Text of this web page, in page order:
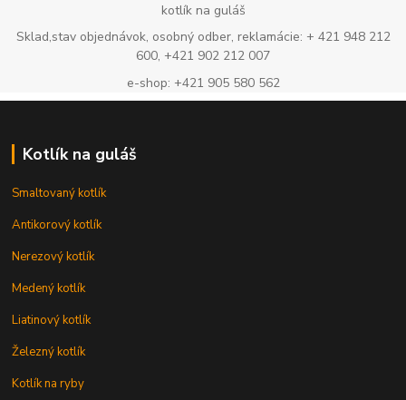
kotlík na guláš
Sklad,stav objednávok, osobný odber, reklamácie: + 421 948 212
600, +421 902 212 007
e-shop: +421 905 580 562
Kotlík na guláš
Smaltovaný kotlík
Antikorový kotlík
Nerezový kotlík
Medený kotlík
Liatinový kotlík
Železný kotlík
Kotlík na ryby